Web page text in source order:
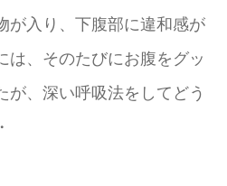
が入り、下腹部に違和感が
は、そのたびにお腹をグッ
が、深い呼吸法をしてどう